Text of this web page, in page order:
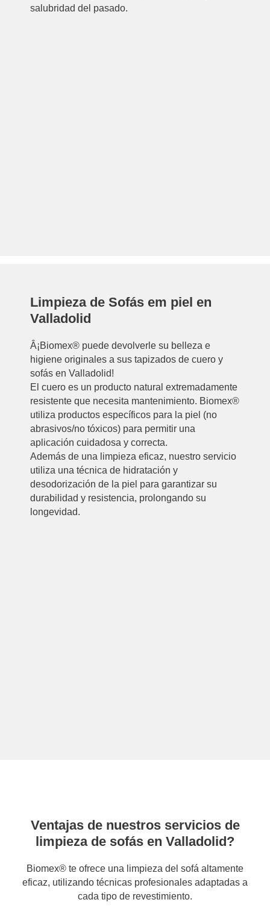
salubridad del pasado.
Limpieza de Sofás em piel en
Valladolid
Â¡Biomex® puede devolverle su belleza e
higiene originales a sus tapizados de cuero y
sofás en Valladolid!
El cuero es un producto natural extremadamente
resistente que necesita mantenimiento. Biomex®
utiliza productos específicos para la piel (no
abrasivos/no tóxicos) para permitir una
aplicación cuidadosa y correcta.
Además de una limpieza eficaz, nuestro servicio
utiliza una técnica de hidratación y
desodorización de la piel para garantizar su
durabilidad y resistencia, prolongando su
longevidad.
Ventajas de nuestros servicios de
limpieza de sofás en Valladolid?
Biomex® te ofrece una limpieza del sofá altamente
eficaz, utilizando técnicas profesionales adaptadas a
cada tipo de revestimiento.